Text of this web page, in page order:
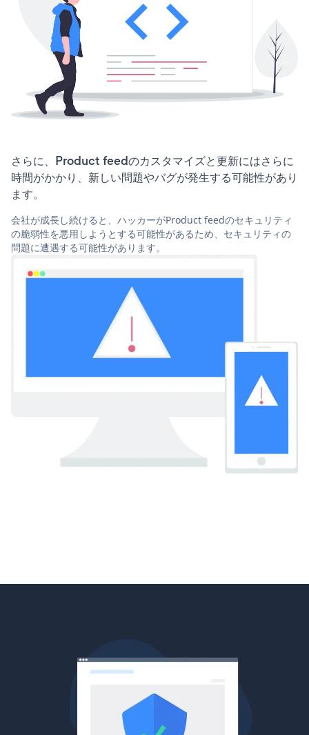
さらに、Product feedのカスタマイズと更新にはさらに
時間がかかり、新しい問題やバグが発生する可能性があり
ます。
会社が成長し続けると、ハッカーがProduct feedのセキュリティ
の脆弱性を悪用しようとする可能性があるため、セキュリティの
問題に遭遇する可能性があります。